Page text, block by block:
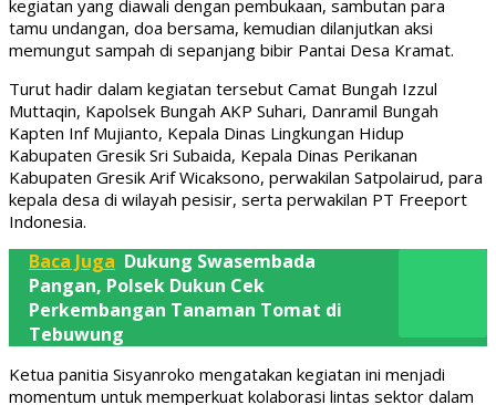
kegiatan yang diawali dengan pembukaan, sambutan para
tamu undangan, doa bersama, kemudian dilanjutkan aksi
memungut sampah di sepanjang bibir Pantai Desa Kramat.
Turut hadir dalam kegiatan tersebut Camat Bungah Izzul
Muttaqin, Kapolsek Bungah AKP Suhari, Danramil Bungah
Kapten Inf Mujianto, Kepala Dinas Lingkungan Hidup
Kabupaten Gresik Sri Subaida, Kepala Dinas Perikanan
Kabupaten Gresik Arif Wicaksono, perwakilan Satpolairud, para
kepala desa di wilayah pesisir, serta perwakilan PT Freeport
Indonesia.
Baca Juga Dukung Swasembada
Pangan, Polsek Dukun Cek
Perkembangan Tanaman Tomat di
Tebuwung
Ketua panitia Sisyanroko mengatakan kegiatan ini menjadi
momentum untuk memperkuat kolaborasi lintas sektor dalam